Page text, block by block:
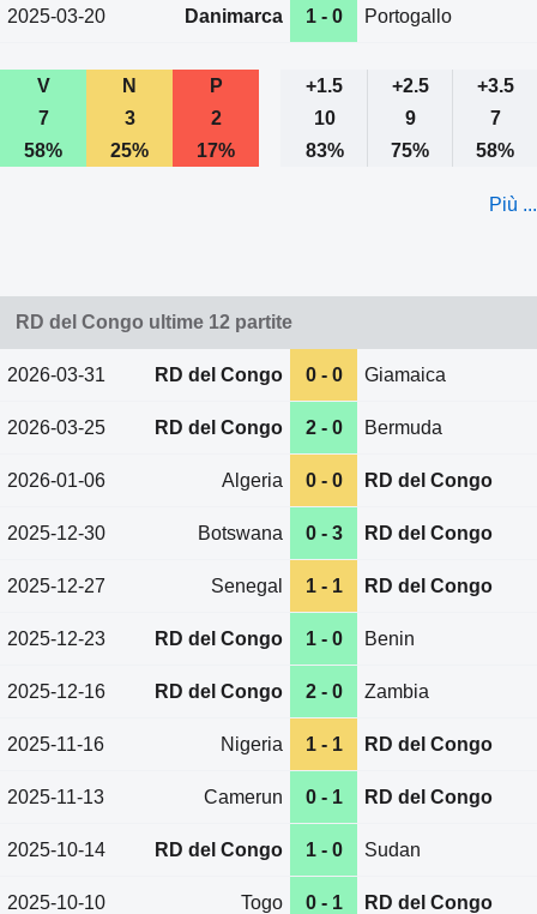
2025-03-20 Danimarca 1 - 0 Portogallo
V N P +1.5 +2.5
+3.5
7
3 2 10 9
7
58%
25% 17% 83% 75% 58%
Più ...
RD del Congo ultime 12 partite
2026-03-31 RD del Congo 0 - 0 Giamaica
2026-03-25 RD del Congo 2 - 0 Bermuda
2026-01-06 Algeria 0 - 0 RD del Congo
2025-12-30 Botswana 0 - 3 RD del Congo
2025-12-27 Senegal 1 - 1 RD del Congo
2025-12-23 RD del Congo 1 - 0 Benin
2025-12-16 RD del Congo 2 - 0 Zambia
2025-11-16 Nigeria 1 - 1 RD del Congo
2025-11-13 Camerun 0 - 1 RD del Congo
2025-10-14 RD del Congo 1 - 0 Sudan
2025-10-10 Togo 0 - 1 RD del Congo